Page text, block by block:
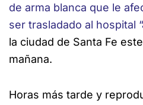
de arma blanca que le
ser trasladado al hospital
la ciudad de Santa Fe
mañana.
Horas más tarde y